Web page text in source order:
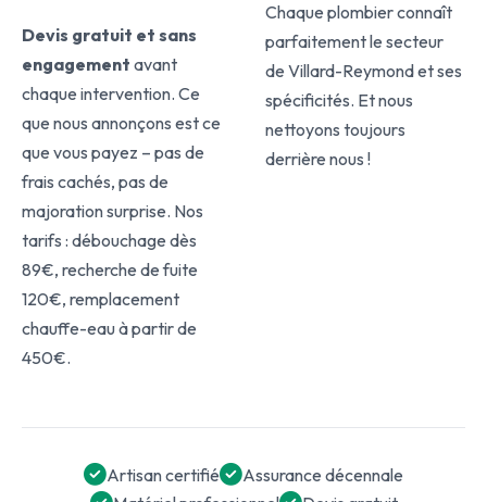
Devis gratuit et sans
engagement avant
chaque intervention. Ce
que nous annonçons est ce
que vous payez – pas de
frais cachés, pas de
majoration surprise. Nos
tarifs : débouchage dès
89€, recherche de fuite
120€, remplacement
chauffe-eau à partir de
450€.
Chaque plombier connaît
parfaitement le secteur
de Villard-Reymond et ses
spécificités. Et nous
nettoyons toujours
derrière nous !
Artisan certifié
Assurance décennale